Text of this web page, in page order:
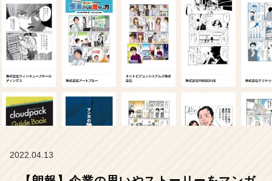
【株
式
会
社
C
e
の
2022.04.13